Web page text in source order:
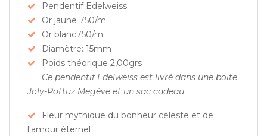
Pendentif Edelweiss
Or jaune 750/m
Or blanc750/m
Diamètre: 15mm
Poids théorique 2,00grs
Ce pendentif Edelweiss est livré dans une boite
Joly-Pottuz Megève et un sac cadeau
Fleur mythique du bonheur céleste et de
l'amour éternel